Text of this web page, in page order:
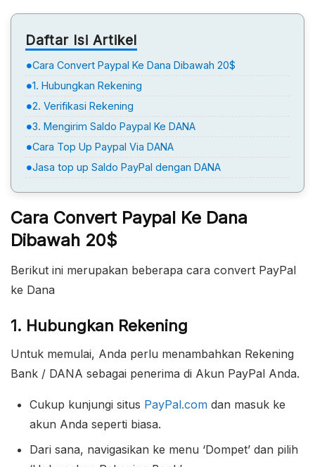
Daftar Isi Artikel
Cara Convert Paypal Ke Dana Dibawah 20$
1. Hubungkan Rekening
2. Verifikasi Rekening
3. Mengirim Saldo Paypal Ke DANA
Cara Top Up Paypal Via DANA
Jasa top up Saldo PayPal dengan DANA
Cara Convert Paypal Ke Dana
Dibawah 20$
Berikut ini merupakan beberapa cara convert PayPal
ke Dana
1. Hubungkan Rekening
Untuk memulai, Anda perlu menambahkan Rekening
Bank / DANA sebagai penerima di Akun PayPal Anda.
Cukup kunjungi situs PayPal.com dan masuk ke
akun Anda seperti biasa.
Dari sana, navigasikan ke menu ‘Dompet’ dan pilih